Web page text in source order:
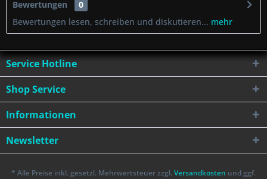
Bewertungen
0
Bewertungen lesen, schreiben und diskutieren... mehr
Service Hotline
Shop Service
Informationen
Newsletter
* Alle Preise inkl. gesetzl. Mehrwertsteuer zzgl. Versandkosten und ggf.